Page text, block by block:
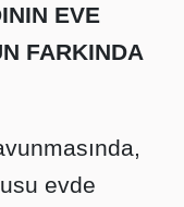
EVE
FARKINDA
evde